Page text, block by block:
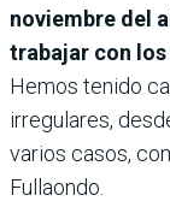
noviembre del
trabajar con
Hemos tenido
irregulares,
varios casos,
Fullaondo.